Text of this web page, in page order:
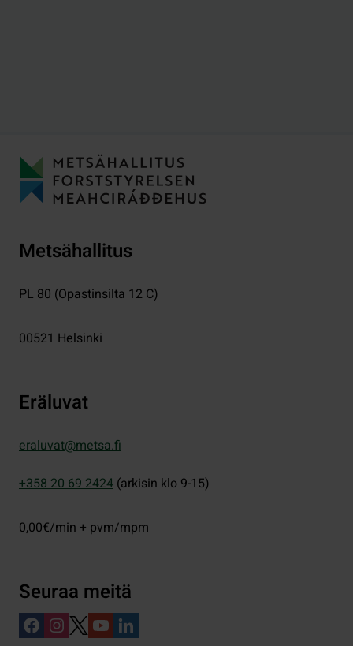
Metsähallitus
PL 80 (Opastinsilta 12 C)
00521 Helsinki
Eräluvat
eraluvat@metsa.fi
+358 20 69 2424 (arkisin klo 9-15)
0,00€/min + pvm/mpm
Seuraa meitä